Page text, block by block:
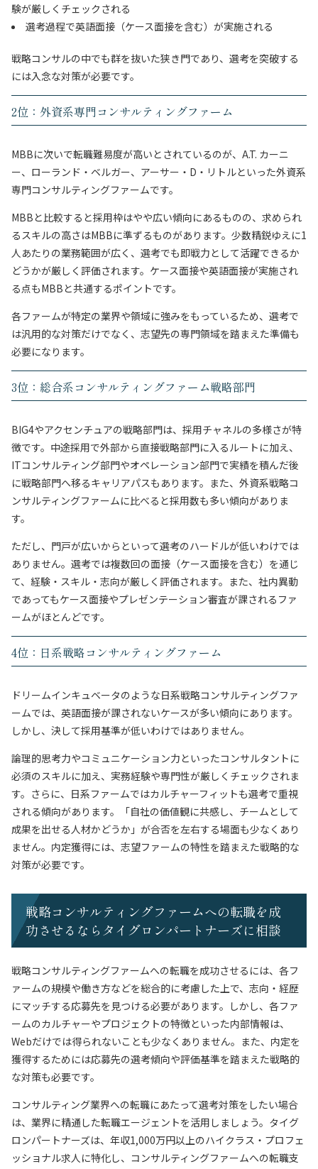
験が厳しくチェックされる
選考過程で英語面接（ケース面接を含む）が実施される
戦略コンサルの中でも群を抜いた狭き門であり、選考を突破する
には入念な対策が必要です。
2位：外資系専門コンサルティングファーム
MBBに次いで転職難易度が高いとされているのが、A.T. カーニ
ー、ローランド・ベルガー、アーサー・D・リトルといった外資系
専門コンサルティングファームです。
MBBと比較すると採用枠はやや広い傾向にあるものの、求められ
るスキルの高さはMBBに準ずるものがあります。少数精鋭ゆえに1
人あたりの業務範囲が広く、選考でも即戦力として活躍できるか
どうかが厳しく評価されます。ケース面接や英語面接が実施され
る点もMBBと共通するポイントです。
各ファームが特定の業界や領域に強みをもっているため、選考で
は汎用的な対策だけでなく、志望先の専門領域を踏まえた準備も
必要になります。
3位：総合系コンサルティングファーム戦略部門
BIG4やアクセンチュアの戦略部門は、採用チャネルの多様さが特
徴です。中途採用で外部から直接戦略部門に入るルートに加え、
ITコンサルティング部門やオペレーション部門で実績を積んだ後
に戦略部門へ移るキャリアパスもあります。また、外資系戦略コ
ンサルティングファームに比べると採用数も多い傾向がありま
す。
ただし、門戸が広いからといって選考のハードルが低いわけでは
ありません。選考では複数回の面接（ケース面接を含む）を通じ
て、経験・スキル・志向が厳しく評価されます。また、社内異動
であってもケース面接やプレゼンテーション審査が課されるファ
ームがほとんどです。
4位：日系戦略コンサルティングファーム
ドリームインキュベータのような日系戦略コンサルティングファ
ームでは、英語面接が課されないケースが多い傾向にあります。
しかし、決して採用基準が低いわけではありません。
論理的思考力やコミュニケーション力といったコンサルタントに
必須のスキルに加え、実務経験や専門性が厳しくチェックされま
す。さらに、日系ファームではカルチャーフィットも選考で重視
される傾向があります。「自社の価値観に共感し、チームとして
成果を出せる人材かどうか」が合否を左右する場面も少なくあり
ません。内定獲得には、志望ファームの特性を踏まえた戦略的な
対策が必要です。
戦略コンサルティングファームへの転職を成
功させるならタイグロンパートナーズに相談
戦略コンサルティングファームへの転職を成功させるには、各フ
ァームの規模や働き方などを総合的に考慮した上で、志向・経歴
にマッチする応募先を見つける必要があります。しかし、各ファ
ームのカルチャーやプロジェクトの特徴といった内部情報は、
Webだけでは得られないことも少なくありません。また、内定を
獲得するためには応募先の選考傾向や評価基準を踏まえた戦略的
な対策も必要です。
コンサルティング業界への転職にあたって選考対策をしたい場合
は、業界に精通した転職エージェントを活用しましょう。タイグ
ロンパートナーズは、年収1,000万円以上のハイクラス・プロフェ
ッショナル求人に特化し、コンサルティングファームへの転職支